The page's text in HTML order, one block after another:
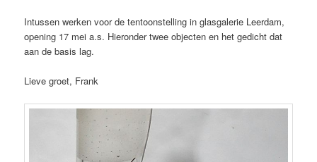
Intussen werken voor de tentoonstelling in glasgalerie Leerdam,
opening 17 mei a.s. Hieronder twee objecten en het gedicht dat
aan de basis lag.
Lieve groet, Frank